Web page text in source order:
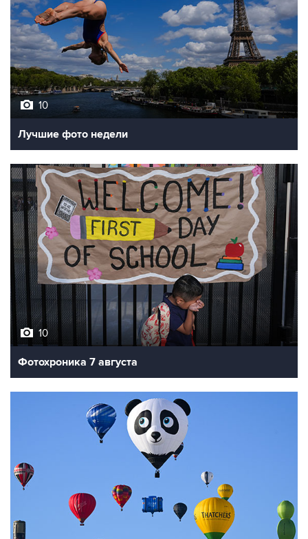
10
Лучшие фото недели
10
Фотохроника 7 августа